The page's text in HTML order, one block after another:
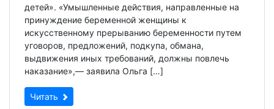
детей». «Умышленные действия, направленные на
принуждение беременной женщины к
искусственному прерыванию беременности путем
уговоров, предложений, подкупа, обмана,
выдвижения иных требований, должны повлечь
наказание»,— заявила Ольга […]
Читать